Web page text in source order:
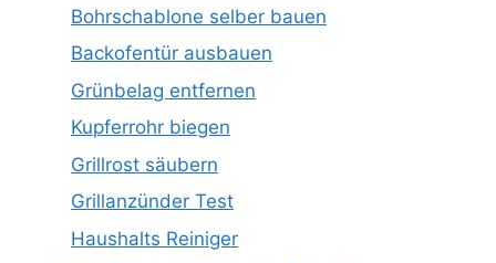
Bohrschablone selber bauen
Backofentür ausbauen
Grünbelag entfernen
Kupferrohr biegen
Grillrost säubern
Grillanzünder Test
Haushalts Reiniger